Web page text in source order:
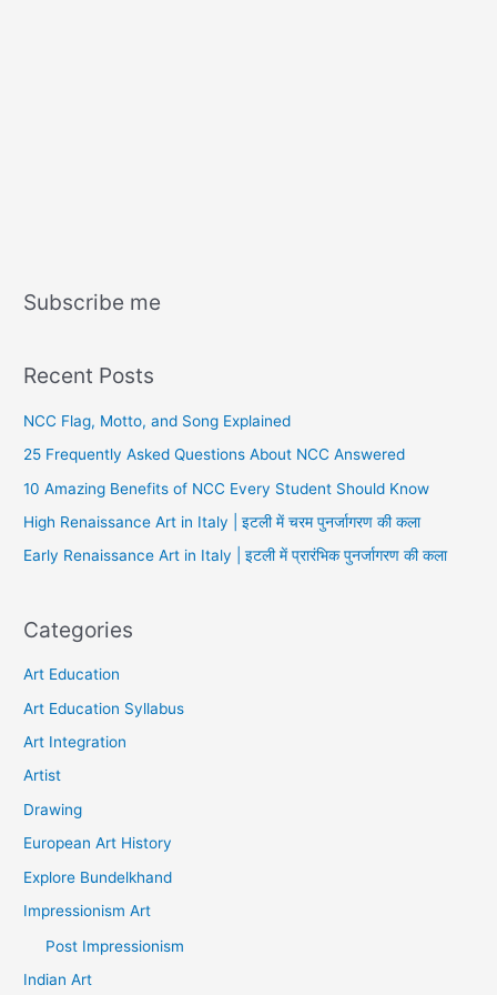
Subscribe me
Recent Posts
NCC Flag, Motto, and Song Explained
25 Frequently Asked Questions About NCC Answered
10 Amazing Benefits of NCC Every Student Should Know
High Renaissance Art in Italy | इटली में चरम पुनर्जागरण की कला
Early Renaissance Art in Italy | इटली में प्रारंभिक पुनर्जागरण की कला
Categories
Art Education
Art Education Syllabus
Art Integration
Artist
Drawing
European Art History
Explore Bundelkhand
Impressionism Art
Post Impressionism
Indian Art